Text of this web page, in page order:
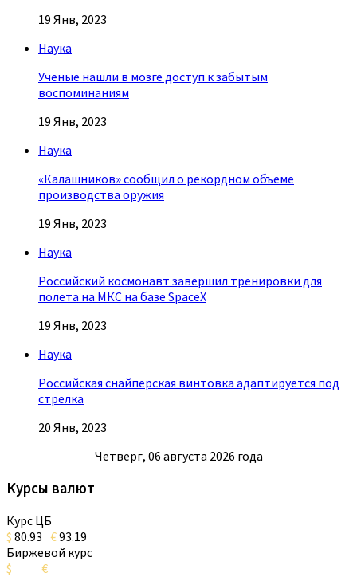
19 Янв, 2023
Наука
Ученые нашли в мозге доступ к забытым
воспоминаниям
19 Янв, 2023
Наука
«Калашников» сообщил о рекордном объеме
производства оружия
19 Янв, 2023
Наука
Российский космонавт завершил тренировки для
полета на МКС на базе SpaceX
19 Янв, 2023
Наука
Российская снайперская винтовка адаптируется под
стрелка
20 Янв, 2023
Четверг, 06 августа 2026 года
Курсы валют
Курс ЦБ
$ 80.93 €93.19
Биржевой курс
$
€